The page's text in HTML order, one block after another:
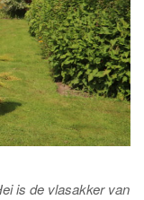
is de vlasakker van